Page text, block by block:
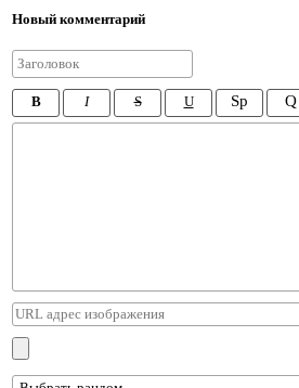
Новый комментарий
B I S U Sp Q